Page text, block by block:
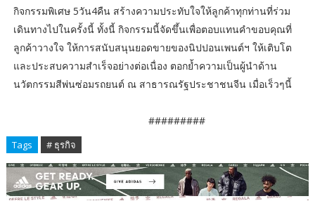
กิจกรรมพิเศษ 5วัน4คืน สร้างความประทับใจให้ลูกค้าทุกท่านที่ร่วม
เดินทางไปในครั้งนี้ ทั้งนี้ กิจกรรมนี้จัดขึ้นเพื่อตอบแทนคำขอบคุณที่
ลูกค้าวางใจ ให้การสนับสนุนยอดขายของนิปปอนเพนต์ฯ ให้เติบโต
และประสบความสำเร็จอย่างต่อเนื่อง ตอกย้ำความเป็นผู้นำด้าน
นวัตกรรมสีพ่นซ่อมรถยนต์ ณ สาธารณรัฐประชาชนจีน เมื่อเร็วๆนี้
#########
Tags # ธุรกิจ